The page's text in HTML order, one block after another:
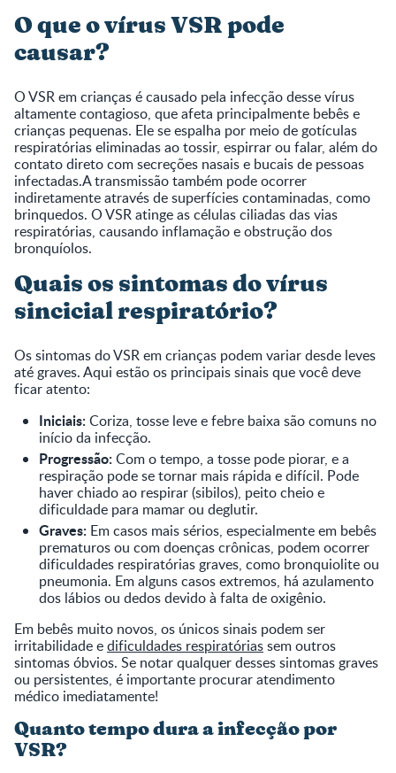
O que o vírus VSR pode
causar?
O VSR em crianças é causado pela infecção desse vírus
altamente contagioso, que afeta principalmente bebês e
crianças pequenas. Ele se espalha por meio de gotículas
respiratórias eliminadas ao tossir, espirrar ou falar, além do
contato direto com secreções nasais e bucais de pessoas
infectadas.A transmissão também pode ocorrer
indiretamente através de superfícies contaminadas, como
brinquedos. O VSR atinge as células ciliadas das vias
respiratórias, causando inflamação e obstrução dos
bronquíolos.
Quais os sintomas do vírus
sincicial respiratório?
Os sintomas do VSR em crianças podem variar desde leves
até graves. Aqui estão os principais sinais que você deve
ficar atento:
Iniciais:Coriza, tosse leve e febre baixa são comuns no
início da infecção.
Progressão:Com o tempo, a tosse pode piorar, e a
respiração pode se tornar mais rápida e difícil. Pode
haver chiado ao respirar (sibilos), peito cheio e
dificuldade para mamar ou deglutir.
Graves: Em casos mais sérios, especialmente em bebês
prematuros ou com doenças crônicas, podem ocorrer
dificuldades respiratórias graves, como bronquiolite ou
pneumonia. Em alguns casos extremos, há azulamento
dos lábios ou dedos devido à falta de oxigênio.
Em bebês muito novos, os únicos sinais podem ser
irritabilidade edificuldades respiratóriassem outros
sintomas óbvios. Se notar qualquer desses sintomas graves
ou persistentes, é importante procurar atendimento
médico imediatamente!
Quanto tempo dura a infecção por
VSR?